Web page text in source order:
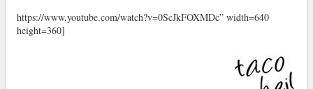
https://www.youtube.com/watch?v=0ScJkFOXMDc” width=640
height=360]